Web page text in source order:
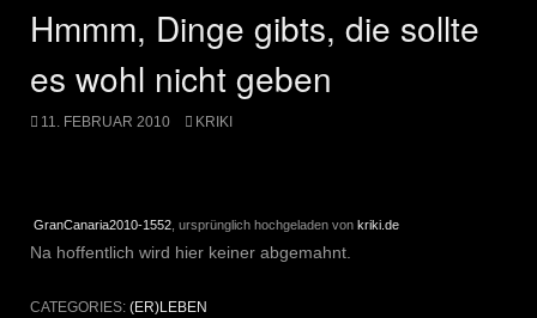
Hmmm, Dinge gibts, die sollte
es wohl nicht geben
11. FEBRUAR 2010 KRIKI
GranCanaria2010-1552 , ursprünglich hochgeladen von kriki.de
Na hoffentlich wird hier keiner abgemahnt.
CATEGORIES: (ER)LEBEN